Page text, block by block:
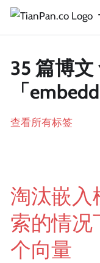
35 篇博
「
查看所有标签
淘汰嵌入
索的情况
个向量